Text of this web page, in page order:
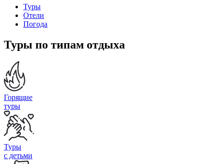
Туры
Отели
Погода
Туры по типам отдыха
Горящие
туры
Туры
с детьми